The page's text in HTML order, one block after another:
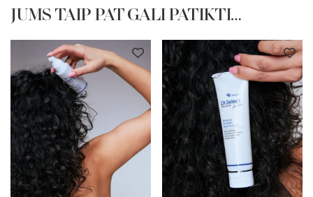
JUMS TAIP PAT GALI PATIKTI…